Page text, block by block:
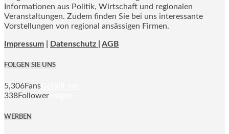
Informationen aus Politik, Wirtschaft und regionalen
Veranstaltungen. Zudem finden Sie bei uns interessante
Vorstellungen von regional ansässigen Firmen.
Impressum Datenschutz | AGB
FOLGEN SIE UNS
5,306Fans
338Follower
WERBEN